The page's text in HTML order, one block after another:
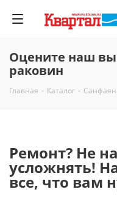
Оцените наш
раковин
Главная - Каталог -
Ремонт? Не
усложнять!
все, что вам